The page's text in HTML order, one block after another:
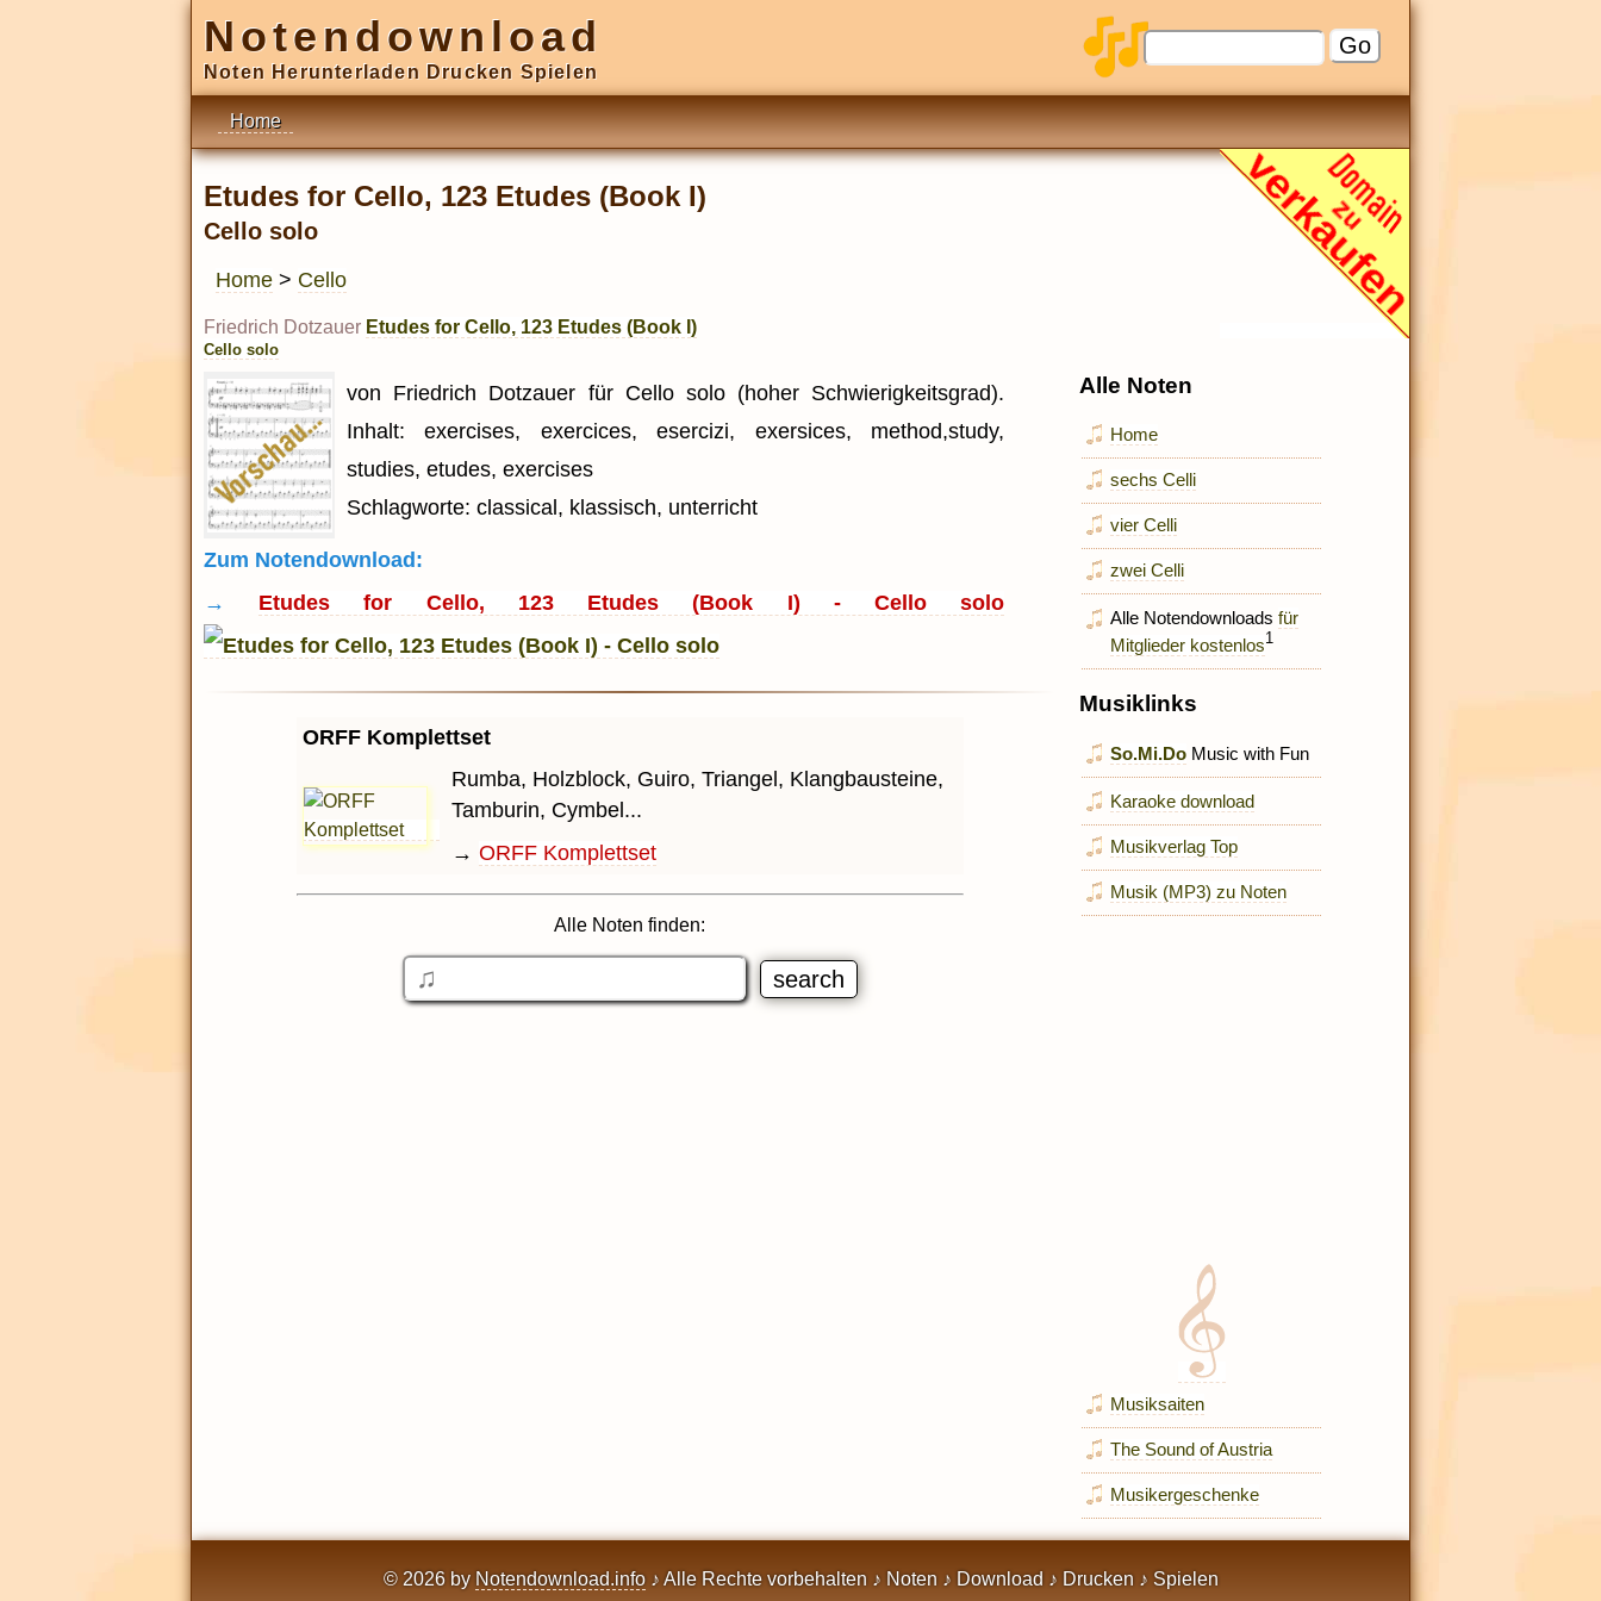
Notendownload
Noten Herunterladen Drucken Spielen
Home
Etudes for Cello, 123 Etudes (Book I)
Cello solo
Home > Cello
Friedrich Dotzauer Etudes for Cello, 123 Etudes (Book I)
Cello solo
von Friedrich Dotzauer für Cello solo (hoher Schwierigkeitsgrad).
Inhalt: exercises, exercices, esercizi, exersices, method,study,
studies, etudes, exercises
Schlagworte: classical, klassisch, unterricht
Zum Notendownload:
→ Etudes for Cello, 123 Etudes (Book I) - Cello solo
ORFF Komplettset
Rumba, Holzblock, Guiro, Triangel, Klangbausteine,
Tamburin, Cymbel...
→ ORFF Komplettset
Alle Noten finden:
Alle Noten
Home
sechs Celli
vier Celli
zwei Celli
Alle Notendownloadsfür
Mitglieder kostenlos1
Musiklinks
So.Mi.Do Music with Fun
Karaoke download
Musikverlag Top
Musik (MP3) zu Noten
Musiksaiten
The Sound of Austria
Musikergeschenke
© 2026 by Notendownload.info♪ Alle Rechte vorbehalten ♪ Noten ♪ Download ♪ Drucken ♪ Spielen